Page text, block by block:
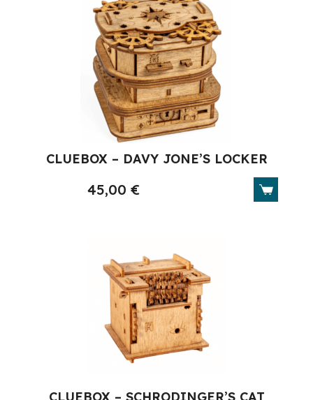
CLUEBOX – DAVY JONE’S LOCKER
45,00€
CLUEBOX – SCHRODINGER’S CAT